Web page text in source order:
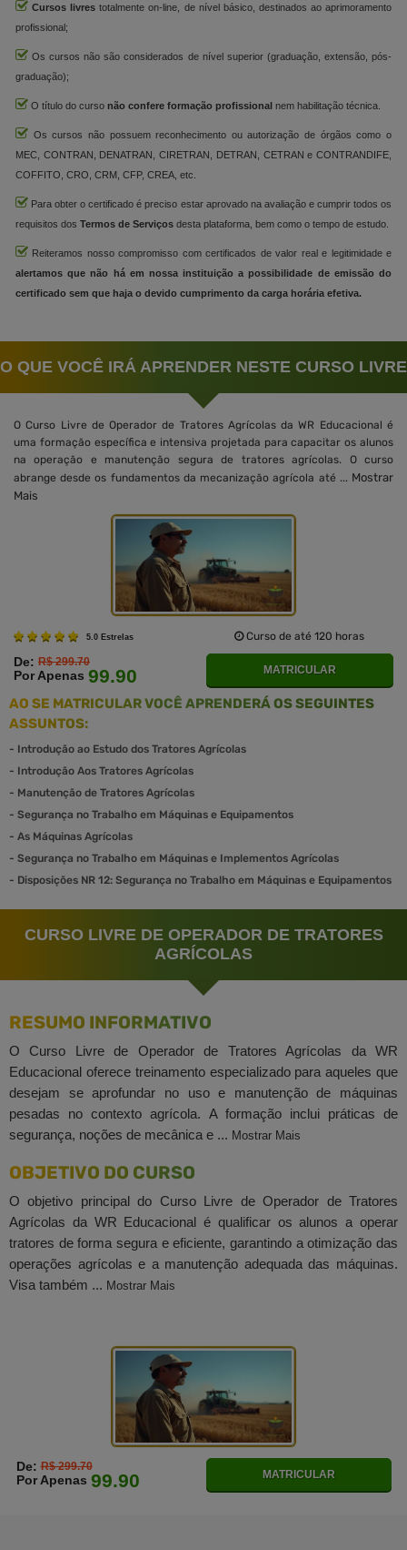
Cursos livres totalmente on-line, de nível básico, destinados ao aprimoramento
profissional;
Os cursos não são considerados de nível superior (graduação, extensão, pós-
graduação);
O título do curso não confere formação profissional nem habilitação técnica.
Os cursos não possuem reconhecimento ou autorização de órgãos como o
MEC, CONTRAN, DENATRAN, CIRETRAN, DETRAN, CETRAN e CONTRANDIFE,
COFFITO, CRO, CRM, CFP, CREA, etc.
Para obter o certificado é preciso estar aprovado na avaliação e cumprir todos os
requisitos dos Termos de Serviços desta plataforma, bem como o tempo de estudo.
Reiteramos nosso compromisso com certificados de valor real e legitimidade e
alertamos que não há em nossa instituição a possibilidade de emissão do
certificado sem que haja o devido cumprimento da carga horária efetiva.
O QUE VOCÊ IRÁ APRENDER NESTE CURSO LIVRE
O Curso Livre de Operador de Tratores Agrícolas da WR Educacional é
uma formação específica e intensiva projetada para capacitar os alunos
na operação e manutenção segura de tratores agrícolas. O curso
abrange desde os fundamentos da mecanização agrícola até ... Mostrar
Mais
5.0 Estrelas Curso de até 120 horas
De: R$ 299.70
Por Apenas 99.90 MATRICULAR
AO SE MATRICULAR VOCÊ APRENDERÁ OS SEGUINTES
ASSUNTOS:
- Introdução ao Estudo dos Tratores Agrícolas
- Introdução Aos Tratores Agrícolas
- Manutenção de Tratores Agrícolas
- Segurança no Trabalho em Máquinas e Equipamentos
- As Máquinas Agrícolas
- Segurança no Trabalho em Máquinas e Implementos Agrícolas
- Disposições NR 12: Segurança no Trabalho em Máquinas e Equipamentos
CURSO LIVRE DE OPERADOR DE TRATORES
AGRÍCOLAS
RESUMO INFORMATIVO
O Curso Livre de Operador de Tratores Agrícolas da WR
Educacional oferece treinamento especializado para aqueles que
desejam se aprofundar no uso e manutenção de máquinas
pesadas no contexto agrícola. A formação inclui práticas de
segurança, noções de mecânica e ... Mostrar Mais
OBJETIVO DO CURSO
O objetivo principal do Curso Livre de Operador de Tratores
Agrícolas da WR Educacional é qualificar os alunos a operar
tratores de forma segura e eficiente, garantindo a otimização das
operações agrícolas e a manutenção adequada das máquinas.
Visa também ... Mostrar Mais
De:R$ 299.70
Por Apenas 99.90 MATRICULAR